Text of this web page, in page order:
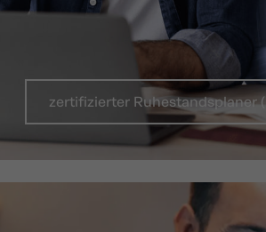
zertifizierter Ruhestandsplaner